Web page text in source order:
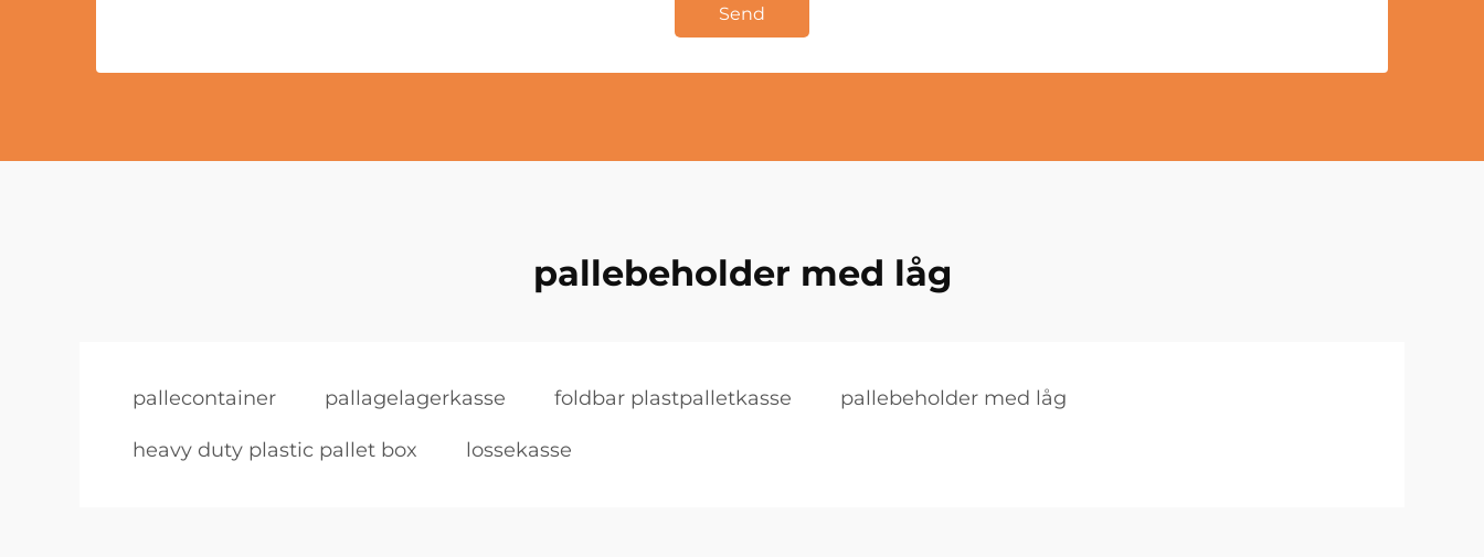
Send
pallebeholder med låg
pallecontainer pallagelagerkasse foldbar plastpalletkasse pallebeholder med låg
heavy duty plastic pallet box lossekasse